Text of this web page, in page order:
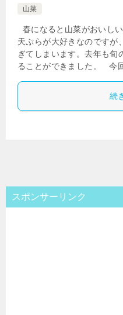
山菜
春になると山菜がおいし
天ぷらが大好きなのですが
ぎてしまいます。去年も旬
ることができました。 今
続
スポンサーリンク